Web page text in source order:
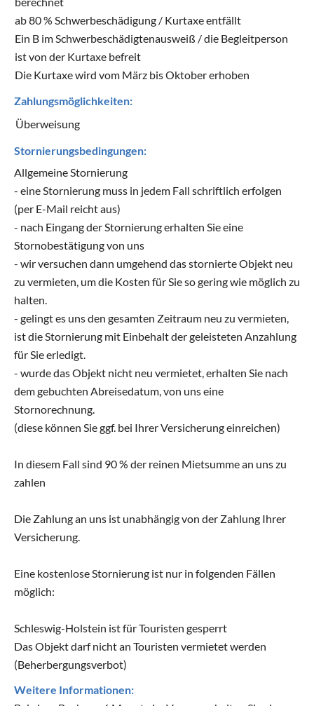
ab 80 % Schwerbeschädigung / Kurtaxe entfällt
Ein B im Schwerbeschädigtenausweiß / die Begleitperson
ist von der Kurtaxe befreit
Die Kurtaxe wird vom März bis Oktober erhoben
Zahlungsmöglichkeiten:
Überweisung
Stornierungsbedingungen:
Allgemeine Stornierung
- eine Stornierung muss in jedem Fall schriftlich erfolgen
(per E-Mail reicht aus)
- nach Eingang der Stornierung erhalten Sie eine
Stornobestätigung von uns
- wir versuchen dann umgehend das stornierte Objekt neu
zu vermieten, um die Kosten für Sie so gering wie möglich zu
halten.
- gelingt es uns den gesamten Zeitraum neu zu vermieten,
ist die Stornierung mit Einbehalt der geleisteten Anzahlung
für Sie erledigt.
- wurde das Objekt nicht neu vermietet, erhalten Sie nach
dem gebuchten Abreisedatum, von uns eine
Stornorechnung.
(diese können Sie ggf. bei Ihrer Versicherung einreichen)
In diesem Fall sind 90 % der reinen Mietsumme an uns zu
zahlen
Die Zahlung an uns ist unabhängig von der Zahlung Ihrer
Versicherung.
Eine kostenlose Stornierung ist nur in folgenden Fällen
möglich:
Schleswig-Holstein ist für Touristen gesperrt
Das Objekt darf nicht an Touristen vermietet werden
(Beherbergungsverbot)
Weitere Informationen: